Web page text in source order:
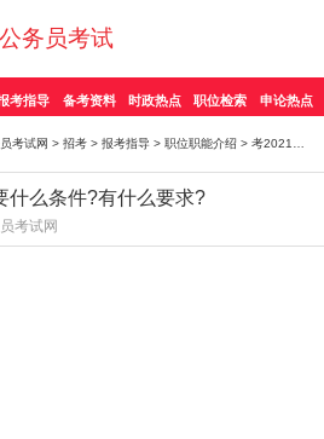
务员考试
考指导 备考资料 时政热点 职位检索 申论热点
考试网 > 招考 > 报考指导 > 职位职能介绍 > 考2021年国家公务员需要什么条件?有什么要求?
什么条件?有什么要求?
考试网